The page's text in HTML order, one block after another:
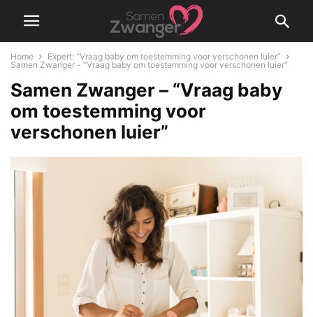
Home
Expert: “Vraag baby om toestemming voor verschonen luier”
Samen Zwanger - “Vraag baby om toestemming voor verschonen luier”
Samen Zwanger – “Vraag baby
om toestemming voor
verschonen luier”